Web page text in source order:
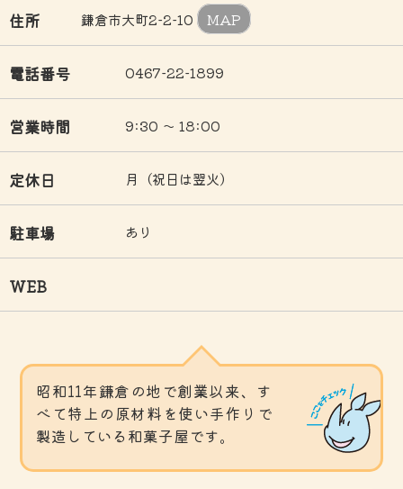
住所 鎌倉市大町2-2-10 MAP
電話番号 0467-22-1899
営業時間 9:30 ～ 18:00
定休日 月（祝日は翌火）
駐車場 あり
WEB
昭和11年鎌倉の地で創業以来、す
べて特上の原材料を使い手作りで
製造している和菓子屋です。